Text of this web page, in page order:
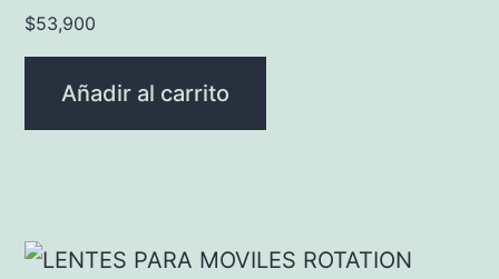
$53,900
Añadir al carrito